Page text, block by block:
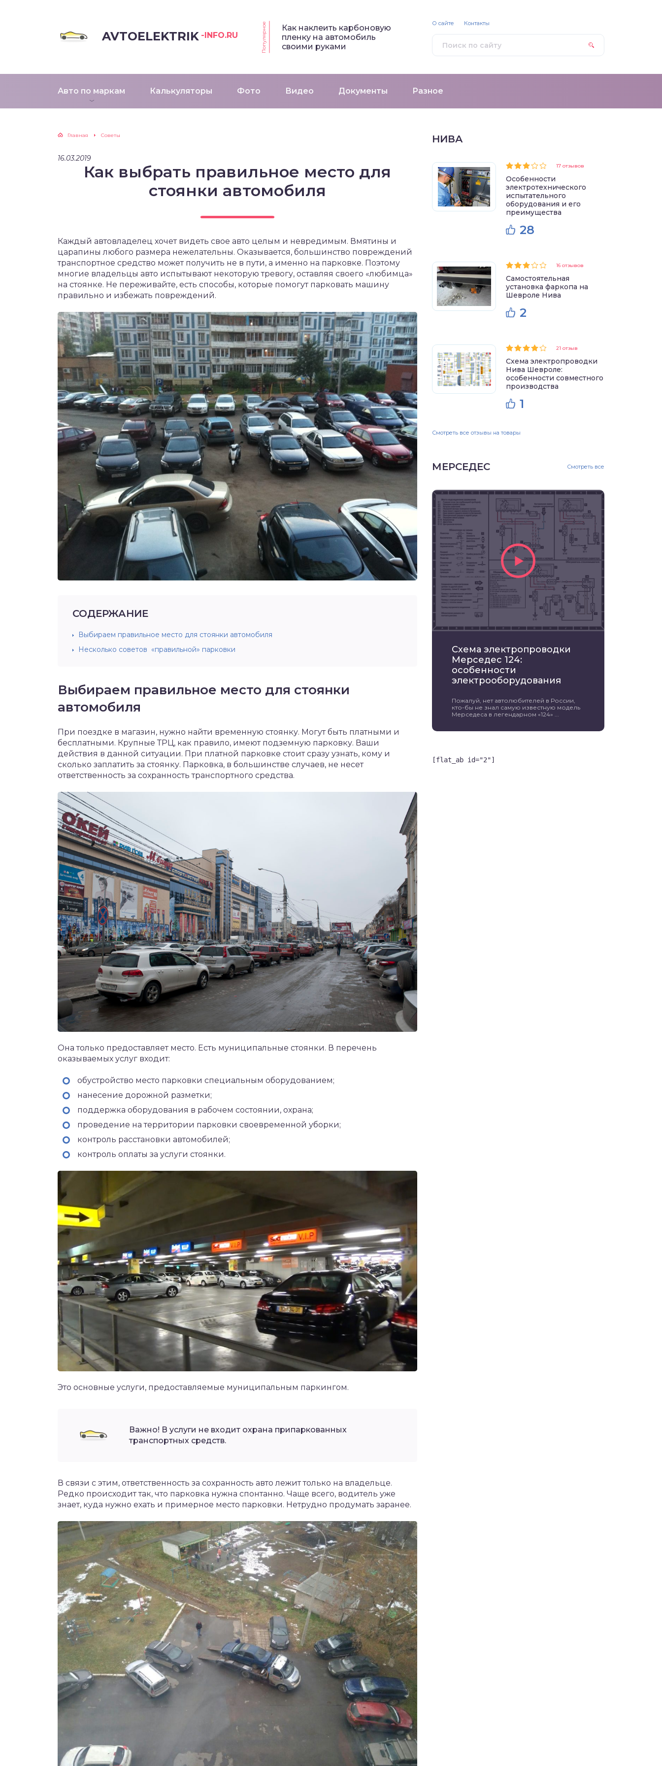
AVTOELEKTRIK -INFO.RU Популярное
Как наклеить карбоновую
пленку на автомобиль
своими руками
Авто по маркам Калькуляторы Фото Видео Документы Разное
О сайте Контакты
Главная Советы
16.03.2019
Как выбрать правильное место для
стоянки автомобиля
Каждый автовладелец хочет видеть свое авто целым и невредимым. Вмятины и
царапины любого размера нежелательны. Оказывается, большинство повреждений
транспортное средство может получить не в пути, а именно на парковке. Поэтому
многие владельцы авто испытывают некоторую тревогу, оставляя своего «любимца»
на стоянке. Не переживайте, есть способы, которые помогут парковать машину
правильно и избежать повреждений.
СОДЕРЖАНИЕ
Выбираем правильное место для стоянки автомобиля
Несколько советов «правильной» парковки
Выбираем правильное место для стоянки
автомобиля
При поездке в магазин, нужно найти временную стоянку. Могут быть платными и
бесплатными. Крупные ТРЦ, как правило, имеют подземную парковку. Ваши
действия в данной ситуации. При платной парковке стоит сразу узнать, кому и
сколько заплатить за стоянку. Парковка, в большинстве случаев, не несет
ответственность за сохранность транспортного средства.
Она только предоставляет место. Есть муниципальные стоянки. В перечень
оказываемых услуг входит:
обустройство место парковки специальным оборудованием;
нанесение дорожной разметки;
поддержка оборудования в рабочем состоянии, охрана;
проведение на территории парковки своевременной уборки;
контроль расстановки автомобилей;
контроль оплаты за услуги стоянки.
Это основные услуги, предоставляемые муниципальным паркингом.
Важно! В услуги не входит охрана припаркованных
транспортных средств.
В связи с этим, ответственность за сохранность авто лежит только на владельце.
Редко происходит так, что парковка нужна спонтанно. Чаще всего, водитель уже
знает, куда нужно ехать и примерное место парковки. Нетрудно продумать заранее.
НИВА
17 отзывов
Особенности
электротехнического
испытательного
оборудования и его
преимущества
28
16 отзывов
Самостоятельная
установка фаркопа на
Шевроле Нива
2
21 отзыв
Схема электропроводки
Нива Шевроле:
особенности совместного
производства
1
Смотреть все отзывы на товары
МЕРСЕДЕС Смотреть все
Схема электропроводки
Мерседес 124:
особенности
электрооборудования
Пожалуй, нет автолюбителей в России,
кто-бы не знал самую известную модель
Мерседеса в легендарном «124» ...
[flat_ab id="2"]